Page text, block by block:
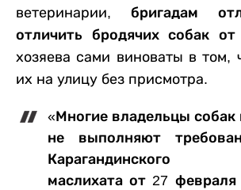
ветеринарии, бригадам
отличить бродячих собак
хозяева сами виноваты в том,
их на улицу без присмотра.
«Многие владельцы
не выполняют
Карагандинского
маслихата от 27